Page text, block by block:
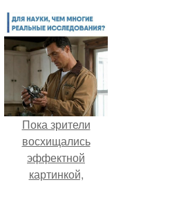
Пока зрители
восхищались
эффектной
картинкой,